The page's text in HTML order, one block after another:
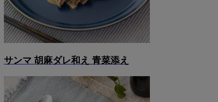
サンマ 胡麻ダレ和え 青菜添え